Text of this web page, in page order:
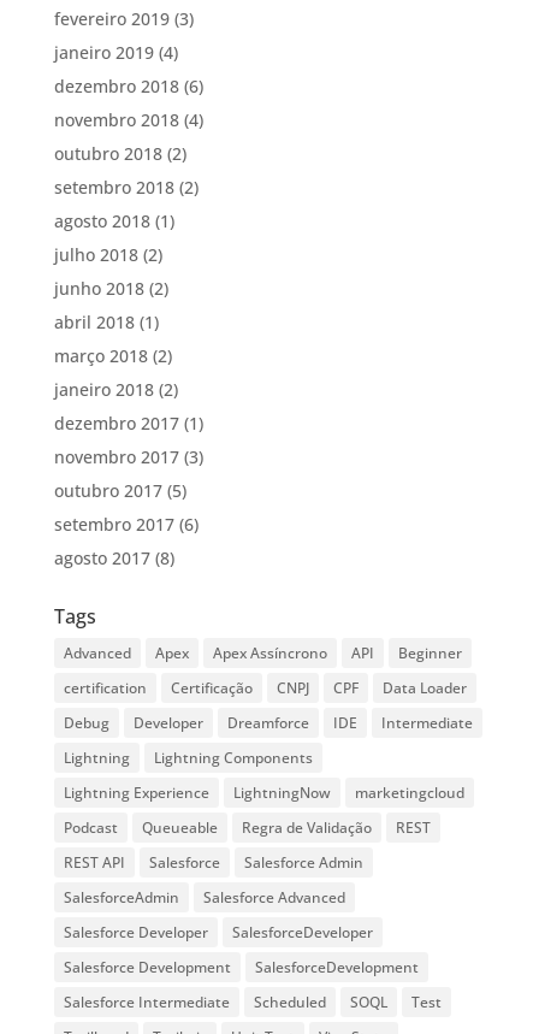
fevereiro 2019(3)
janeiro 2019(4)
dezembro 2018(6)
novembro 2018(4)
outubro 2018(2)
setembro 2018(2)
agosto 2018(1)
julho 2018(2)
junho 2018(2)
abril 2018(1)
março 2018(2)
janeiro 2018(2)
dezembro 2017(1)
novembro 2017(3)
outubro 2017(5)
setembro 2017(6)
agosto 2017(8)
Tags
Advanced Apex Apex Assíncrono API
Beginner
certification
Certificação CNPJ CPF
Data Loader
Debug
Developer Dreamforce IDE
Intermediate
Lightning
Lightning Components
Lightning Experience
LightningNow
marketingcloud
Podcast
Queueable Regra de Validação
REST
REST API
Salesforce
Salesforce Admin
SalesforceAdmin
Salesforce Advanced
Salesforce Developer
SalesforceDeveloper
Salesforce Development
SalesforceDevelopment
Salesforce Intermediate
Scheduled SOQL
Test